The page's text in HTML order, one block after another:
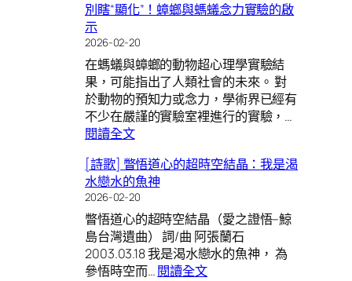
賢
可
見:
華
嚴
經
心
[圖
解
完
整
版]
身
心]”
道”
的
兩
邊,
都
修
行
誤
區!
別瞎“顯化”！蟑螂與螞蟻念力實驗的啟
示
2026-02-20
在螞蟻與蟑螂的動物超心理學實驗結
果，可能指出了人類社會的未來。 對
於動物的預知力或念力，學術界已經有
不少在嚴謹的實驗室裡進行的實驗，…
閱讀全文:
瞎
“顯
化”！
蟑
螂
與
螞
[詩歌] 瞥悟道心的超時空結晶：我是渴
水戀水的魚神
2026-02-20
瞥悟道心的超時空結晶（愛之證悟–鯨
島台灣遺曲） 詞/曲 阿張蘭石
2003.03.18 我是渴水戀水的魚神， 為
參悟時空而…閱讀全文: